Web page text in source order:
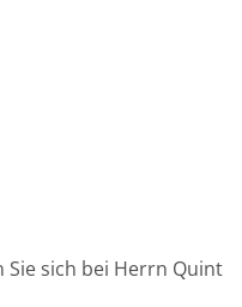
sich bei Herrn Quint